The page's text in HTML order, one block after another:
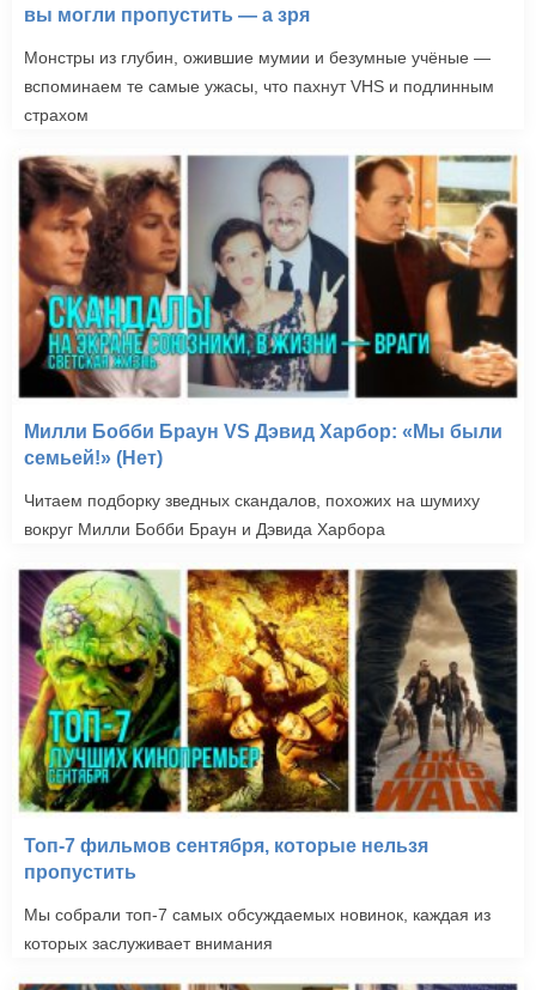
Ночь страха (2011)
вы могли пропустить — а зря
Монстры из глубин, ожившие мумии и безумные учёные —
вспоминаем те самые ужасы, что пахнут VHS и подлинным
страхом
Милли Бобби Браун VS Дэвид Харбор: «Мы были
семьей!» (Нет)
Читаем подборку зведных скандалов, похожих на шумиху
вокруг Милли Бобби Браун и Дэвида Харбора
Топ-7 фильмов сентября, которые нельзя
пропустить
Мы собрали топ-7 самых обсуждаемых новинок, каждая из
которых заслуживает внимания